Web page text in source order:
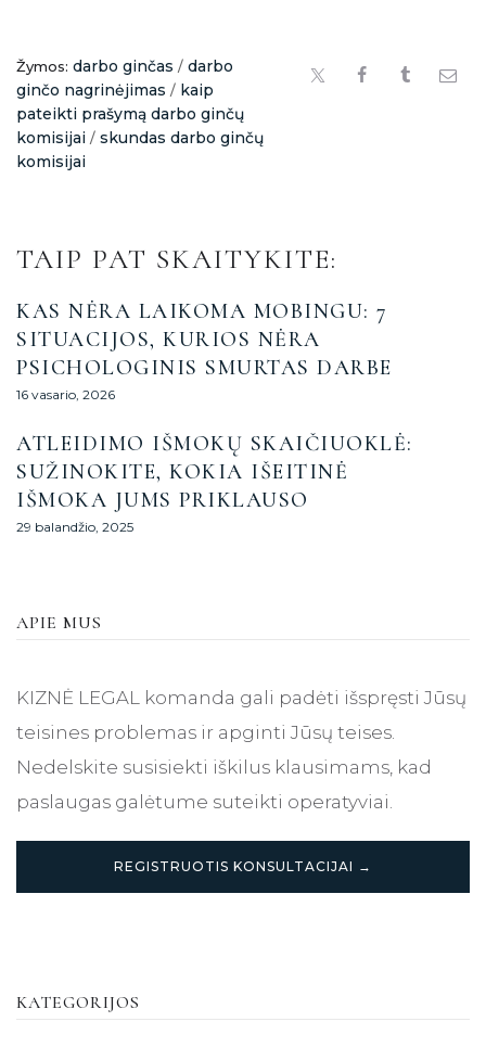
Žymos: darbo ginčas / darbo
ginčo nagrinėjimas / kaip
pateikti prašymą darbo ginčų
komisijai / skundas darbo ginčų
komisijai
TAIP PAT SKAITYKITE:
KAS NĖRA LAIKOMA MOBINGU: 7
SITUACIJOS, KURIOS NĖRA
PSICHOLOGINIS SMURTAS DARBE
16 vasario, 2026
ATLEIDIMO IŠMOKŲ SKAIČIUOKLĖ:
SUŽINOKITE, KOKIA IŠEITINĖ
IŠMOKA JUMS PRIKLAUSO
29 balandžio, 2025
APIE MUS
KIZNĖ LEGAL komanda gali padėti išspręsti Jūsų
teisines problemas ir apginti Jūsų teises.
Nedelskite susisiekti iškilus klausimams, kad
paslaugas galėtume suteikti operatyviai.
REGISTRUOTIS KONSULTACIJAI →
KATEGORIJOS